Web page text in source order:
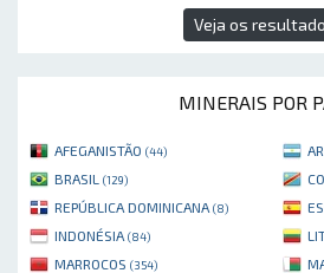
Veja os
MINERAIS POR
AFEGANISTÃO (44)
BRASIL (129)
REPÚBLICA DOMINICANA (8)
INDONÉSIA (84)
MARROCOS (354)